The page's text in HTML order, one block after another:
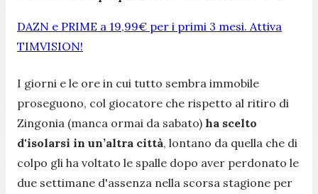
DAZN e PRIME a 19,99€ per i primi 3 mesi. Attiva
TIMVISION!
I giorni e le ore in cui tutto sembra immobile
proseguono, col giocatore che rispetto al ritiro di
Zingonia (manca ormai da sabato) ha scelto
d'isolarsi in un’altra città, lontano da quella che di
colpo gli ha voltato le spalle dopo aver perdonato le
due settimane d'assenza nella scorsa stagione per